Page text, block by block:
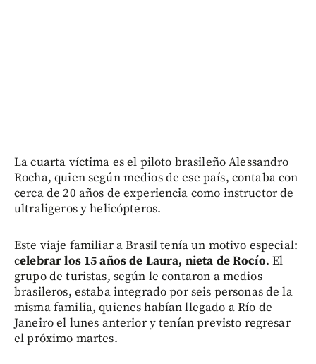
La cuarta víctima es el piloto brasileño Alessandro
Rocha, quien según medios de ese país, contaba con
cerca de 20 años de experiencia como instructor de
ultraligeros y helicópteros.
Este viaje familiar a Brasil tenía un motivo especial:
celebrar los 15 años de Laura, nieta de Rocío. El
grupo de turistas, según le contaron a medios
brasileros, estaba integrado por seis personas de la
misma familia, quienes habían llegado a Río de
Janeiro el lunes anterior y tenían previsto regresar
el próximo martes.